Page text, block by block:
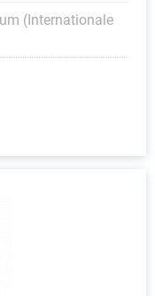
(Internationale